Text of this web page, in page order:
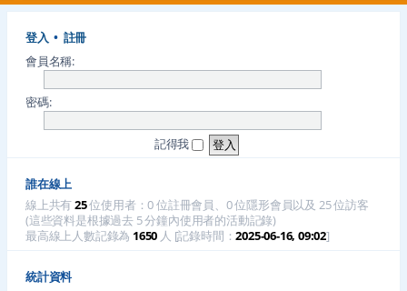
登入 • 註冊
會員名稱:
密碼:
記得我
誰在線上
線上共有25位使用者：0 位註冊會員、0 位隱形會員以及 25 位訪客
(這些資料是根據過去 5 分鐘內使用者的活動記錄)
最高線上人數記錄為 1650 人 [記錄時間：2025-06-16, 09:02]
統計資料